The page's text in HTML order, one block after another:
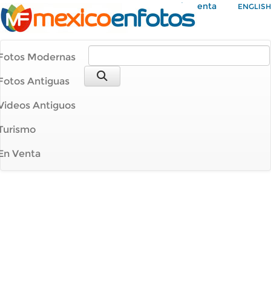
Mi Cuenta ENGLISH
Modernas
Antiguas
Antiguos
Venta